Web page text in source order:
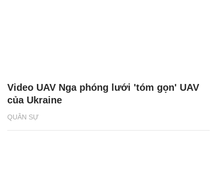
QUÂN SỰ
Video UAV Nga phóng lưới 'tóm gọn' UAV
của Ukraine